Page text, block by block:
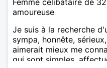
amoureuse
Je suis à la recherche
sympa, honnête,
aimerait mieux me
qui sont simples,